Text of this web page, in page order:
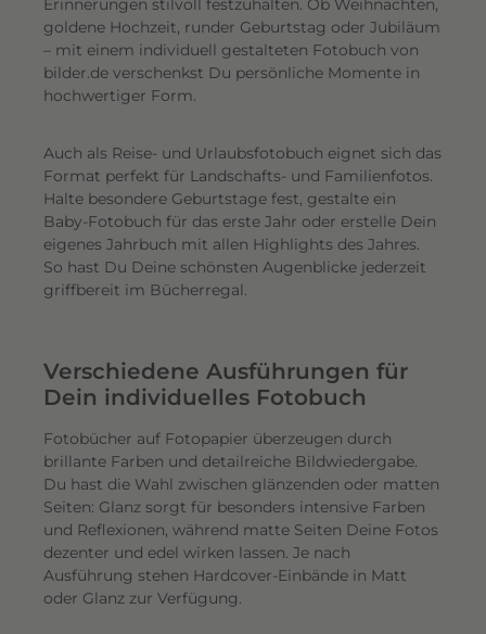
Erinnerungen stilvoll festzuhalten. Ob Weihnachten,
goldene Hochzeit, runder Geburtstag oder Jubiläum
– mit einem individuell gestalteten Fotobuch von
bilder.de verschenkst Du persönliche Momente in
hochwertiger Form.
Auch als Reise- und Urlaubsfotobuch eignet sich das
Format perfekt für Landschafts- und Familienfotos.
Halte besondere Geburtstage fest, gestalte ein
Baby-Fotobuch für das erste Jahr oder erstelle Dein
eigenes Jahrbuch mit allen Highlights des Jahres.
So hast Du Deine schönsten Augenblicke jederzeit
griffbereit im Bücherregal.
Verschiedene Ausführungen für
Dein individuelles Fotobuch
Fotobücher auf Fotopapier überzeugen durch
brillante Farben und detailreiche Bildwiedergabe.
Du hast die Wahl zwischen glänzenden oder matten
Seiten: Glanz sorgt für besonders intensive Farben
und Reflexionen, während matte Seiten Deine Fotos
dezenter und edel wirken lassen. Je nach
Ausführung stehen Hardcover-Einbände in Matt
oder Glanz zur Verfügung.